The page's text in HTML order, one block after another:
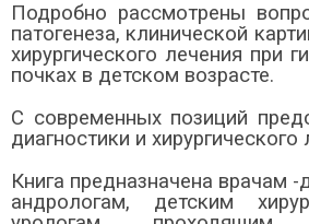
Подробно рассмотрены
патогенеза, клинической
хирургического лечения при
почках в детском возрасте.
С современных позиций
диагностики и хирургического
Книга предназначена врачам -
андрологам, детским